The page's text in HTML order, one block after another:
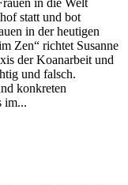
in die Welt
statt und bot
in der heutigen
Zen“ richtet Susanne
der Koanarbeit und
und falsch.
konkreten
im...